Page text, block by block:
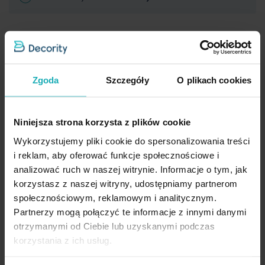
Zgoda Szczegóły O plikach cookies
Niniejsza strona korzysta z plików cookie
Wykorzystujemy pliki cookie do spersonalizowania treści
i reklam, aby oferować funkcje społecznościowe i
analizować ruch w naszej witrynie. Informacje o tym, jak
korzystasz z naszej witryny, udostępniamy partnerom
społecznościowym, reklamowym i analitycznym.
Partnerzy mogą połączyć te informacje z innymi danymi
otrzymanymi od Ciebie lub uzyskanymi podczas
korzystania z ich usług.
Darmowa dostawa
Dane techniczne
Więcej
informacji
SKU
466378
Rozmiar (szer. x dł.)
50 x 90 cm
Szerokość
Opis
Klasyczny i uniwersalny ręcznik kąpielowy z kolekcji Lucy to
doskonały wybór do każdej łazienki. Minimalistyczny i
Konserwacja